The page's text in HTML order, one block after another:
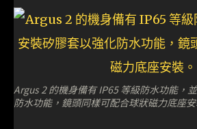
Argus 2 的機身備有 IP65 等級防水功能，
防水功能，鏡頭同樣可配合球狀磁力底座安